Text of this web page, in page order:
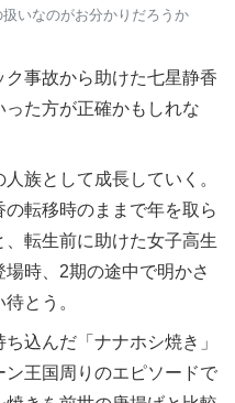
いなのがお分かりだろうか
事故から助けた七星静香
た方が正確かもしれな
族として成長していく。
転移時のままで年を取ら
転生前に助けた女子高生
時、2期の途中で明かさ
とう。
込んだ「ナナホシ焼き」
王国周りのエピソードで